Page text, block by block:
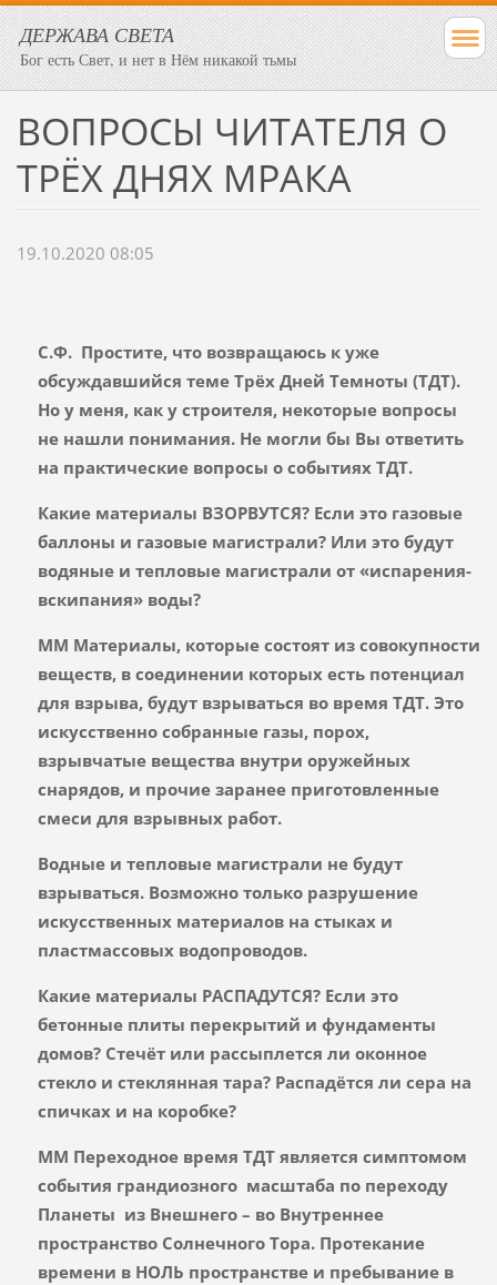
ДЕРЖАВА СВЕТА
Бог есть Свет, и нет в Нём никакой тьмы
ВОПРОСЫ ЧИТАТЕЛЯ О
ТРЁХ ДНЯХ МРАКА
19.10.2020 08:05
С.Ф. Простите, что возвращаюсь к уже
обсуждавшийся теме Трёх Дней Темноты (ТДТ).
Но у меня, как у строителя, некоторые вопросы
не нашли понимания. Не могли бы Вы ответить
на практические вопросы о событиях ТДТ.
Какие материалы ВЗОРВУТСЯ? Если это газовые
баллоны и газовые магистрали? Или это будут
водяные и тепловые магистрали от «испарения-
вскипания» воды?
ММ Материалы, которые состоят из совокупности
веществ, в соединении которых есть потенциал
для взрыва, будут взрываться во время ТДТ. Это
искусственно собранные газы, порох,
взрывчатые вещества внутри оружейных
снарядов, и прочие заранее приготовленные
смеси для взрывных работ.
Водные и тепловые магистрали не будут
взрываться. Возможно только разрушение
искусственных материалов на стыках и
пластмассовых водопроводов.
Какие материалы РАСПАДУТСЯ? Если это
бетонные плиты перекрытий и фундаменты
домов? Стечёт или рассыплется ли оконное
стекло и стеклянная тара? Распадётся ли сера на
спичках и на коробке?
ММ Переходное время ТДТ является симптомом
события грандиозного масштаба по переходу
Планеты из Внешнего – во Внутреннее
пространство Солнечного Тора. Протекание
времени в НОЛЬ пространстве и пребывание в